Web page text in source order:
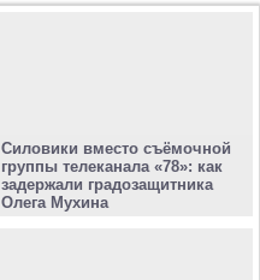
Силовики вместо съёмочной
группы телеканала «78»: как
задержали градозащитника
Олега Мухина